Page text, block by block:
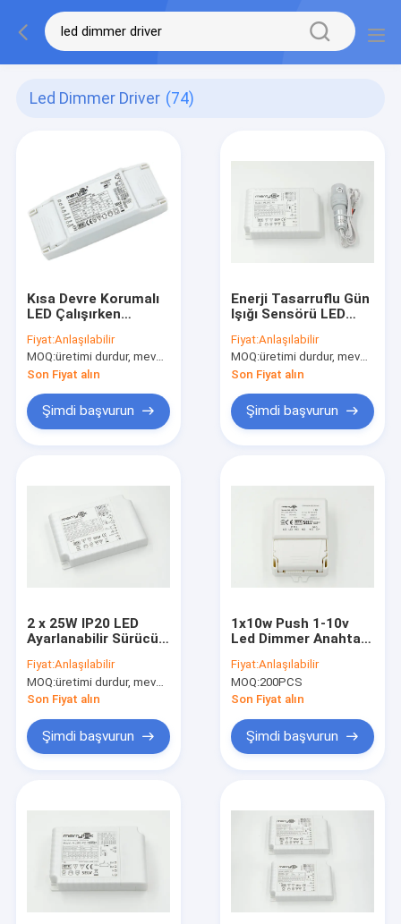
Led Dimmer Driver (74)
Kısa Devre Korumalı
LED Çalışırken
25W LED Dimmer
Sürücü Modülünü
destekler
Fiyat:Anlaşılabilir
MOQ:üretimi durdur, mevcut değil.
Son Fiyat alın
Şimdi başvurun
Enerji Tasarruflu Gün
Işığı Sensörü LED
Ortam Işığına Bağlı
Kontrol
Fiyat:Anlaşılabilir
MOQ:üretimi durdur, mevcut değil.
Son Fiyat alın
Şimdi başvurun
2 x 25W IP20 LED
Ayarlanabilir Sürücü
Light için 700mA
Fiyat:Anlaşılabilir
MOQ:üretimi durdur, mevcut değil.
Son Fiyat alın
Şimdi başvurun
1x10w Push 1-10v
Led Dimmer Anahtarı
Çıkış İçin 6-14Vdc
Fiyat:Anlaşılabilir
MOQ:200PCS
Son Fiyat alın
Şimdi başvurun